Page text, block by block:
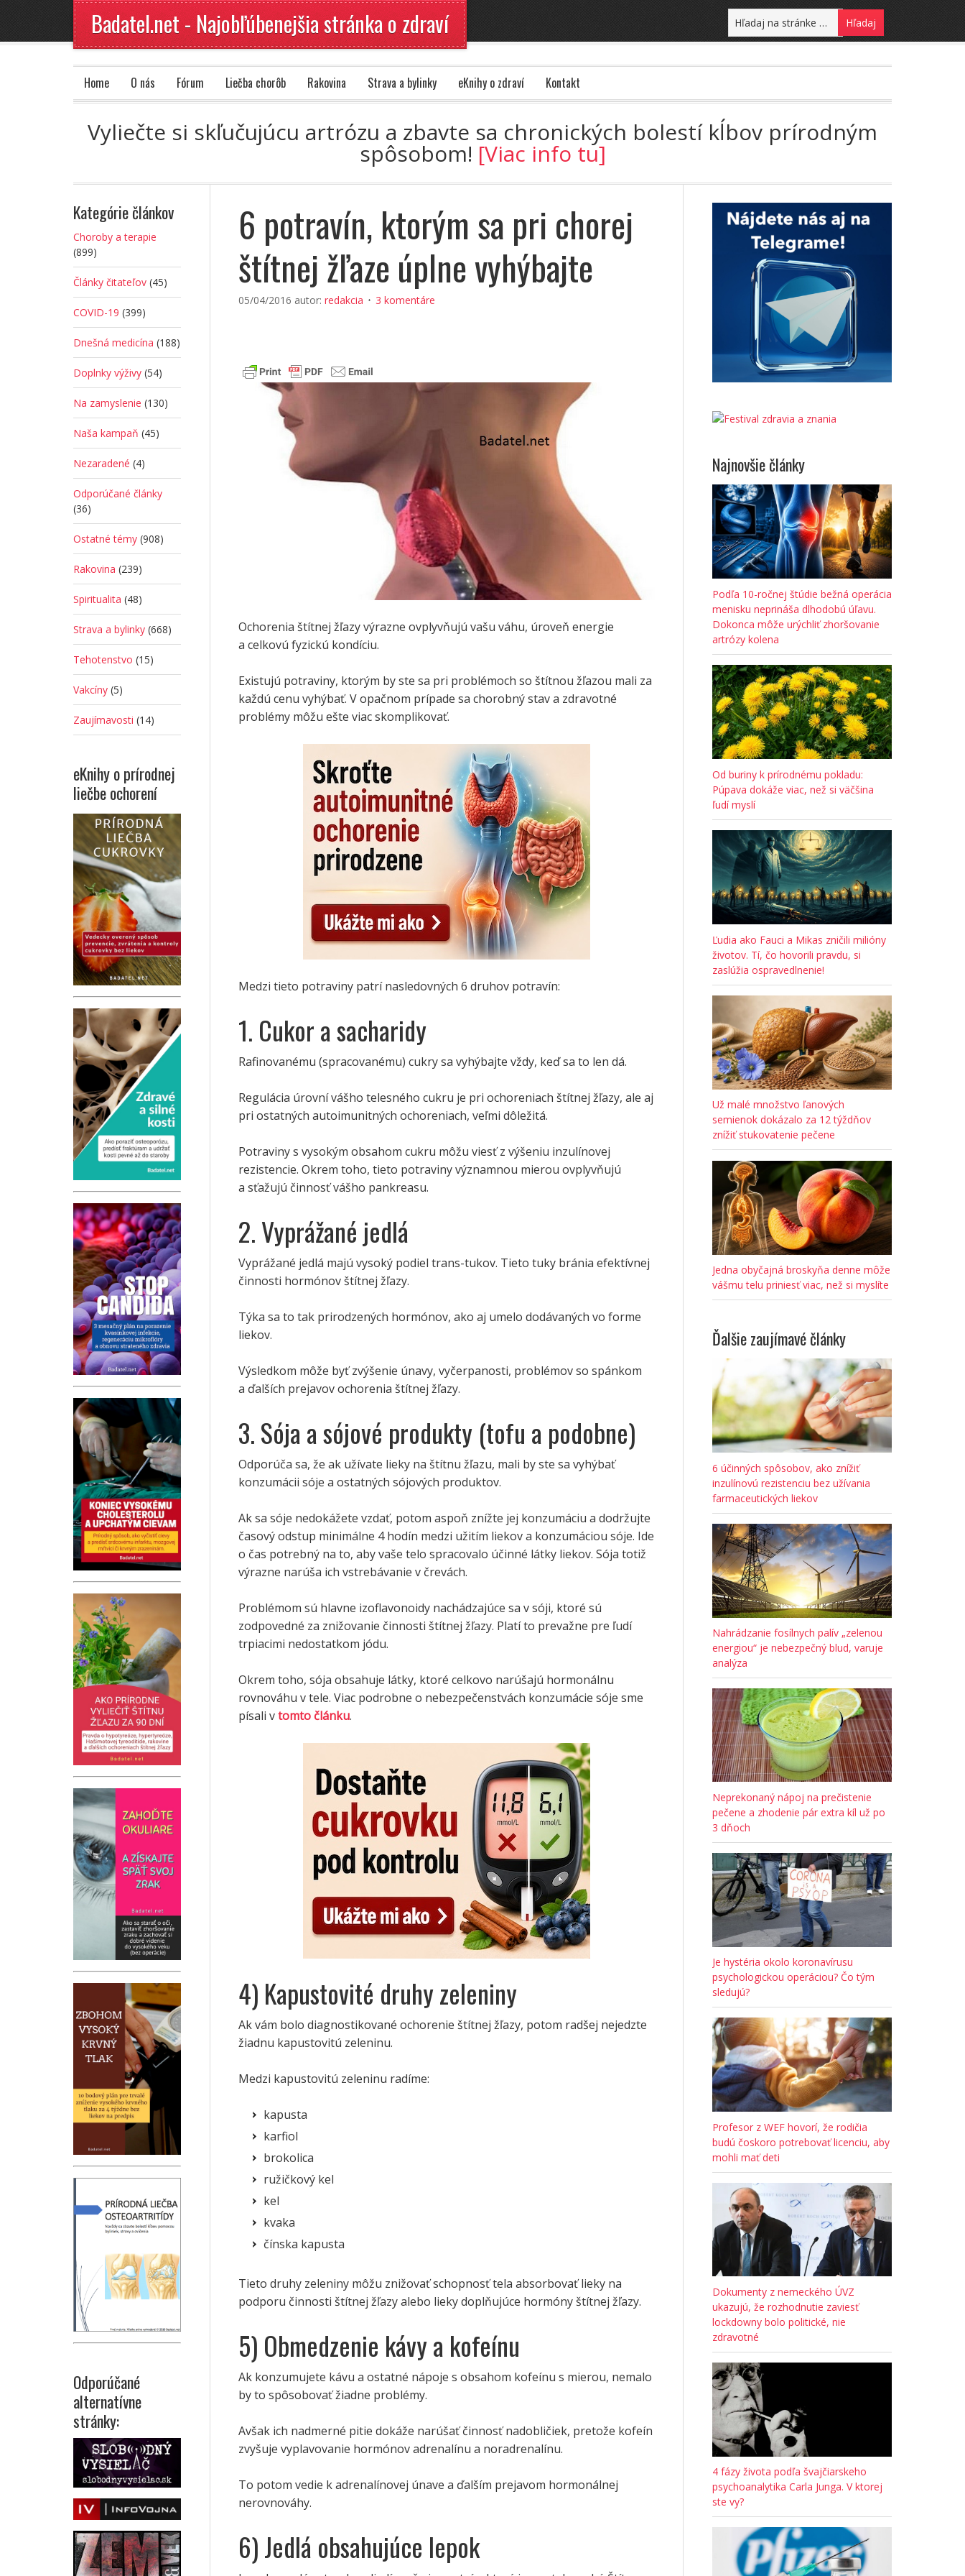
Badatel.net - Najobľúbenejšia stránka o zdraví
Home O nás Fórum Liečba chorôb Rakovina Strava a bylinky eKnihy o zdraví Kontakt
Vyliečte si skľučujúcu artrózu a zbavte sa chronických bolestí kĺbov prírodným
spôsobom! [Viac info tu]
6 potravín, ktorým sa pri chorej
štítnej žľaze úplne vyhýbajte
05/04/2016 autor: redakcia 3 komentáre
Ochorenia štítnej žľazy výrazne ovplyvňujú vašu váhu, úroveň energie
a celkovú fyzickú kondíciu.
Existujú potraviny, ktorým by ste sa pri problémoch so štítnou žľazou mali za
každú cenu vyhýbať. V opačnom prípade sa chorobný stav a zdravotné
problémy môžu ešte viac skomplikovať.
Medzi tieto potraviny patrí nasledovných 6 druhov potravín:
1. Cukor a sacharidy
Rafinovanému (spracovanému) cukry sa vyhýbajte vždy, keď sa to len dá.
Regulácia úrovní vášho telesného cukru je pri ochoreniach štítnej žľazy, ale aj
pri ostatných autoimunitných ochoreniach, veľmi dôležitá.
Potraviny s vysokým obsahom cukru môžu viesť z výšeniu inzulínovej
rezistencie. Okrem toho, tieto potraviny významnou mierou ovplyvňujú
a sťažujú činnosť vášho pankreasu.
2. Vyprážané jedlá
Vyprážané jedlá majú vysoký podiel trans-tukov. Tieto tuky bránia efektívnej
činnosti hormónov štítnej žľazy.
Týka sa to tak prirodzených hormónov, ako aj umelo dodávaných vo forme
liekov.
Výsledkom môže byť zvýšenie únavy, vyčerpanosti, problémov so spánkom
a ďalších prejavov ochorenia štítnej žľazy.
3. Sója a sójové produkty (tofu a podobne)
Odporúča sa, že ak užívate lieky na štítnu žľazu, mali by ste sa vyhýbať
konzumácii sóje a ostatných sójových produktov.
Ak sa sóje nedokážete vzdať, potom aspoň znížte jej konzumáciu a dodržujte
časový odstup minimálne 4 hodín medzi užitím liekov a konzumáciou sóje. Ide
o čas potrebný na to, aby vaše telo spracovalo účinné látky liekov. Sója totiž
výrazne narúša ich vstrebávanie v črevách.
Problémom sú hlavne izoflavonoidy nachádzajúce sa v sóji, ktoré sú
zodpovedné za znižovanie činnosti štítnej žľazy. Platí to prevažne pre ľudí
trpiacimi nedostatkom jódu.
Okrem toho, sója obsahuje látky, ktoré celkovo narúšajú hormonálnu
rovnováhu v tele. Viac podrobne o nebezpečenstvách konzumácie sóje sme
písali vtomto článku.
4) Kapustovité druhy zeleniny
Ak vám bolo diagnostikované ochorenie štítnej žľazy, potom radšej nejedzte
žiadnu kapustovitú zeleninu.
Medzi kapustovitú zeleninu radíme:
kapusta
karfiol
brokolica
ružičkový kel
kel
kvaka
čínska kapusta
Tieto druhy zeleniny môžu znižovať schopnosť tela absorbovať lieky na
podporu činnosti štítnej žľazy alebo lieky doplňujúce hormóny štítnej žľazy.
5) Obmedzenie kávy a kofeínu
Ak konzumujete kávu a ostatné nápoje s obsahom kofeínu s mierou, nemalo
by to spôsobovať žiadne problémy.
Avšak ich nadmerné pitie dokáže narúšať činnosť nadobličiek, pretože kofeín
zvyšuje vyplavovanie hormónov adrenalínu a noradrenalínu.
To potom vedie k adrenalínovej únave a ďalším prejavom hormonálnej
nerovnováhy.
6) Jedlá obsahujúce lepok
Najnovšie články
Podľa 10-ročnej štúdie bežná operácia
menisku neprináša dlhodobú úľavu.
Dokonca môže urýchliť zhoršovanie
artrózy kolena
Od buriny k prírodnému pokladu:
Púpava dokáže viac, než si väčšina
ľudí myslí
Ľudia ako Fauci a Mikas zničili milióny
životov. Tí, čo hovorili pravdu, si
zaslúžia ospravedlnenie!
Už malé množstvo ľanových
semienok dokázalo za 12 týždňov
znížiť stukovatenie pečene
Jedna obyčajná broskyňa denne môže
vášmu telu priniesť viac, než si myslíte
Ďalšie zaujímavé články
6 účinných spôsobov, ako znížiť
inzulínovú rezistenciu bez užívania
farmaceutických liekov
Nahrádzanie fosílnych palív „zelenou
energiou“ je nebezpečný blud, varuje
analýza
Neprekonaný nápoj na prečistenie
pečene a zhodenie pár extra kíl už po
3 dňoch
Je hystéria okolo koronavírusu
psychologickou operáciou? Čo tým
sledujú?
Profesor z WEF hovorí, že rodičia
budú čoskoro potrebovať licenciu, aby
mohli mať deti
Dokumenty z nemeckého ÚVZ
ukazujú, že rozhodnutie zaviesť
lockdowny bolo politické, nie
zdravotné
4 fázy života podľa švajčiarskeho
psychoanalytika Carla Junga. V ktorej
ste vy?
Kategórie článkov
Choroby a terapie
(899)
Články čitateľov (45)
COVID-19 (399)
Dnešná medicína (188)
Doplnky výživy (54)
Na zamyslenie (130)
Naša kampaň (45)
Nezaradené (4)
Odporúčané články
(36)
Ostatné témy (908)
Rakovina (239)
Spiritualita (48)
Strava a bylinky (668)
Tehotenstvo (15)
Vakcíny (5)
Zaujímavosti (14)
eKnihy o prírodnej
liečbe ochorení
Odporúčané
alternatívne
stránky: